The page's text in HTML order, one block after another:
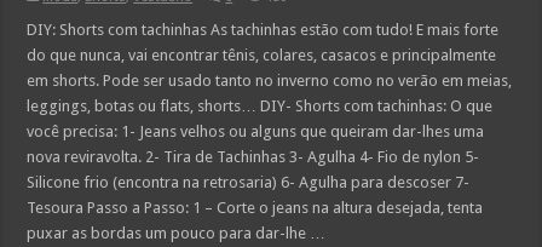
DIY: Shorts com tachinhas As tachinhas estão com tudo! E mais forte
do que nunca, vai encontrar tênis, colares, casacos e principalmente
em shorts. Pode ser usado tanto no inverno como no verão em meias,
leggings, botas ou flats, shorts… DIY- Shorts com tachinhas: O que
você precisa: 1- Jeans velhos ou alguns que queiram dar-lhes uma
nova reviravolta. 2- Tira de Tachinhas 3- Agulha 4- Fio de nylon 5-
Silicone frio (encontra na retrosaria) 6- Agulha para descoser 7-
Tesoura Passo a Passo: 1 – Corte o jeans na altura desejada, tenta
puxar as bordas um pouco para dar-lhe …